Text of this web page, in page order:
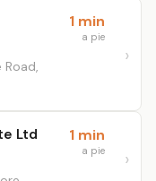
1 min
a pie
Ltd 1 min
a pie